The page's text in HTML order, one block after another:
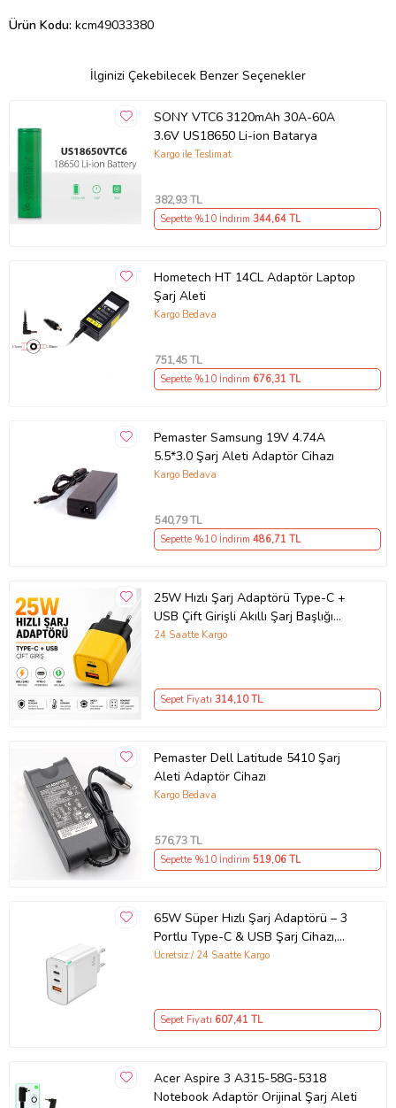
Ürün Kodu: kcm49033380
İlginizi Çekebilecek Benzer Seçenekler
SONY VTC6 3120mAh 30A-60A
3.6V US18650 Li-ion Batarya
Kargo ile Teslimat
382,93 TL
Sepette %10 İndirim 344,64 TL
Hometech HT 14CL Adaptör Laptop
Şarj Aleti
Kargo Bedava
751,45 TL
Sepette %10 İndirim 676,31 TL
Pemaster Samsung 19V 4.74A
5.5*3.0 Şarj Aleti Adaptör Cihazı
Kargo Bedava
540,79 TL
Sepette %10 İndirim 486,71 TL
25W Hızlı Şarj Adaptörü Type-C +
USB Çift Girişli Akıllı Şarj Başlığı
Kompakt Tasarım
24 Saatte Kargo
Sepet Fiyatı 314,10 TL
Pemaster Dell Latitude 5410 Şarj
Aleti Adaptör Cihazı
Kargo Bedava
576,73 TL
Sepette %10 İndirim 519,06 TL
65W Süper Hızlı Şarj Adaptörü – 3
Portlu Type-C & USB Şarj Cihazı,
GaN Teknolojili 65W Hızlı Şarj Cihazı
Adaptörü – Type-C ve USB Çıkışlı,
Evrensel 65W Duvar Tipi Şarj
Ücretsiz / 24 Saatte Kargo
Sepet Fiyatı 607,41 TL
Acer Aspire 3 A315-58G-5318
Notebook Adaptör Orijinal Şarj Aleti